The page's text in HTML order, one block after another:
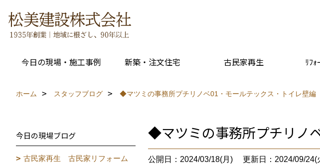
今日の現場・施工事例 新築・注文住宅 古民家再生 ﾘﾌｫ
ホーム スタッフブログ ◆マツミの事務所プチリノベ01・モールテックス・トイレ壁編
◆マツミの事務所プチリノ
公開日：2024/03/18(月) 更新日：2024/09/24(
今日の現場ブログ
古民家再生 古民家リフォーム